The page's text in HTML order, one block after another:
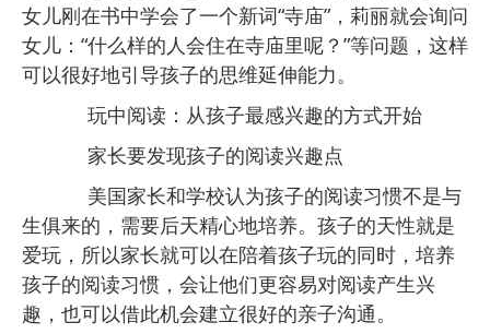
女儿刚在书中学会了一个新词“寺庙”，莉丽就会询问
女儿：“什么样的人会住在寺庙里呢？”等问题，这样
可以很好地引导孩子的思维延伸能力。
玩中阅读：从孩子最感兴趣的方式开始
家长要发现孩子的阅读兴趣点
美国家长和学校认为孩子的阅读习惯不是与
生俱来的，需要后天精心地培养。孩子的天性就是
爱玩，所以家长就可以在陪着孩子玩的同时，培养
孩子的阅读习惯，会让他们更容易对阅读产生兴
趣，也可以借此机会建立很好的亲子沟通。